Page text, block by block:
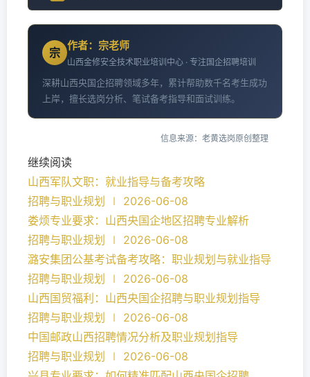
宗
作者：宗老师
山西金修安全技术职业培训中心 · 专注国企招聘培训
深耕山西央国企招聘领域多年，累计帮助数千名考生成功
上岸，擅长选岗分析、笔试备考指导和面试训练。
信息来源：老黄选岗原创整理
继续阅读
山西军队文职：就业指导与备考攻略
招聘与职业规划 ∣ 2026-06-08
娄烦专业要求：山西央国企地区招聘专业解析
招聘与职业规划 ∣ 2026-06-08
潞安集团公基考试备考攻略：职业规划与就业指导
招聘与职业规划 ∣ 2026-06-08
山西国贸福利：山西央国企招聘与职业规划指导
招聘与职业规划 ∣ 2026-06-08
中国邮政山西招聘情况分析及职业规划指导
招聘与职业规划 ∣ 2026-06-08